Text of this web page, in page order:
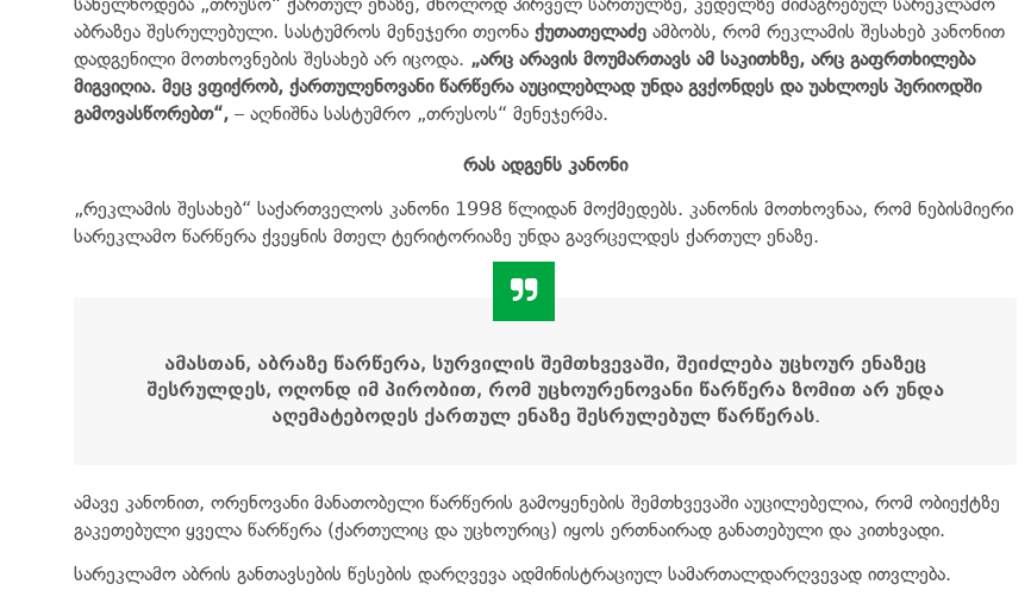
აბრაზეა შესრულებული. სასტუმროს მენეჯერი თეონა ქუთათელაძე ამბობს, რომ რეკლამის შესახებ კანონით
დადგენილი მოთხოვნების შესახებ არ იცოდა. „არც არავის მოუმართავს ამ საკითხზე, არც გაფრთხილება
მიგვიღია. მეც ვფიქრობ, ქართულენოვანი წარწერა აუცილებლად უნდა გვქონდეს და უახლოეს პერიოდში
გამოვასწორებთ“, – აღნიშნა სასტუმრო „თრუსოს“ მენეჯერმა.
რას ადგენს კანონი
„რეკლამის შესახებ“ საქართველოს კანონი 1998 წლიდან მოქმედებს. კანონის მოთხოვნაა, რომ ნებისმიერი
სარეკლამო წარწერა ქვეყნის მთელ ტერიტორიაზე უნდა გავრცელდეს ქართულ ენაზე.
ამასთან, აბრაზე წარწერა, სურვილის შემთხვევაში, შეიძლება უცხოურ ენაზეც
შესრულდეს, ოღონდ იმ პირობით, რომ უცხოურენოვანი წარწერა ზომით არ უნდა
აღემატებოდეს ქართულ ენაზე შესრულებულ წარწერას.
ამავე კანონით, ორენოვანი მანათობელი წარწერის გამოყენების შემთხვევაში აუცილებელია, რომ ობიექტზე
გაკეთებული ყველა წარწერა (ქართულიც და უცხოურიც) იყოს ერთნაირად განათებული და კითხვადი.
სარეკლამო აბრის განთავსების წესების დარღვევა ადმინისტრაციულ სამართალდარღვევად ითვლება.